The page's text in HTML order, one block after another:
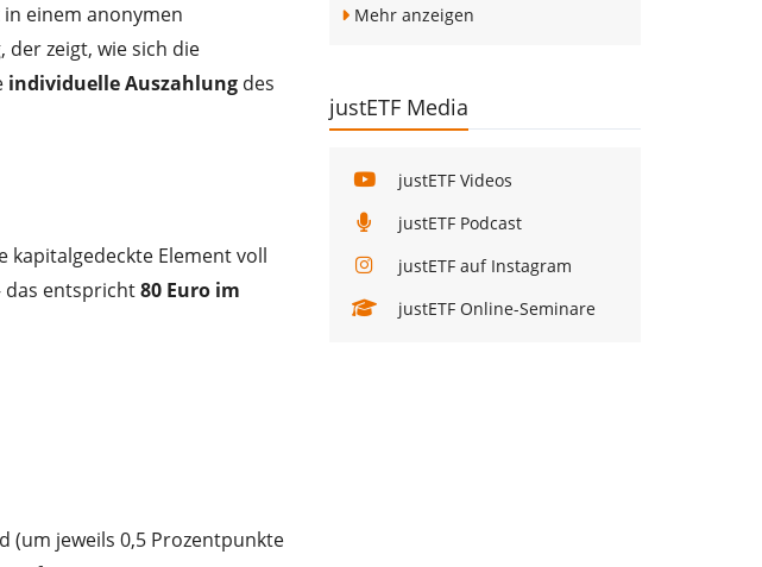
einem anonymen
zeigt, wie sich die
individuelle Auszahlung des
kapitalgedeckte Element voll
das entspricht80 Euro im
(um jeweils 0,5 Prozentpunkte
Mehr anzeigen
justETF Media
justETF Videos
justETF Podcast
justETF auf Instagram
justETF Online-Seminare